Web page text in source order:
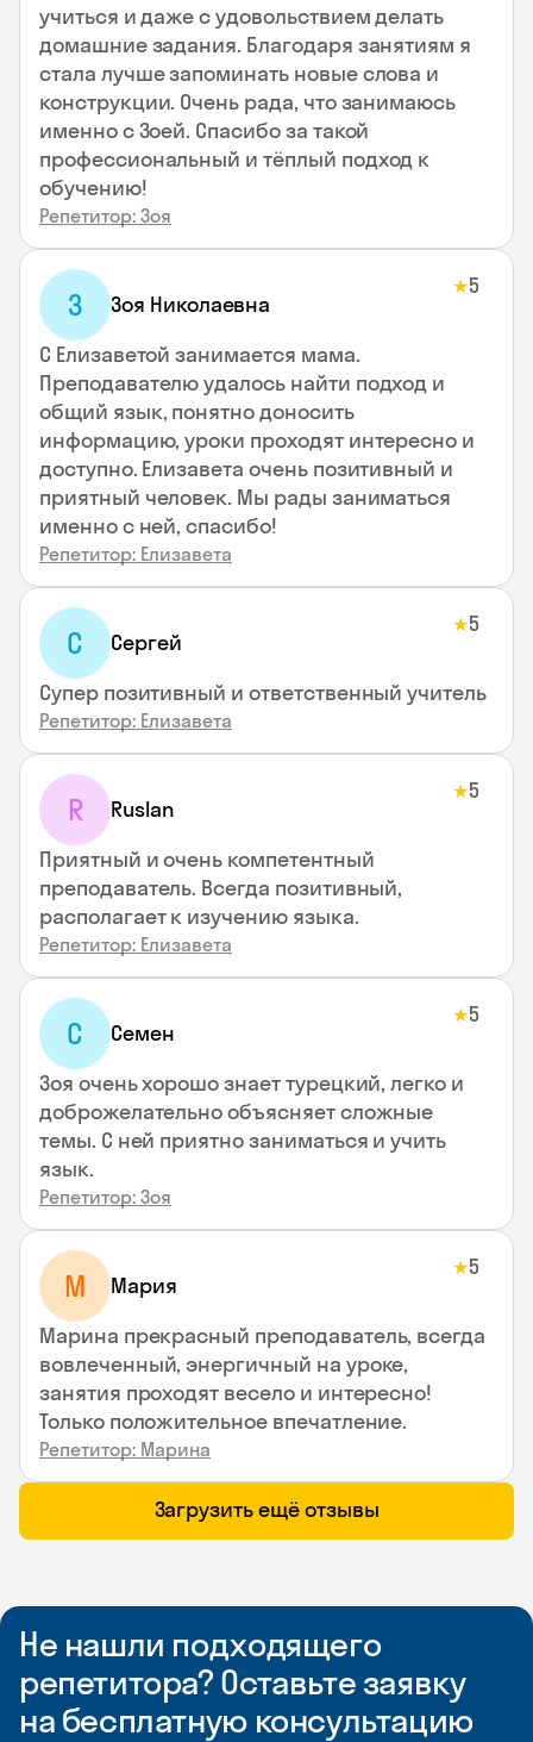
учиться и даже с удовольствием делать
домашние задания. Благодаря занятиям я
стала лучше запоминать новые слова и
конструкции. Очень рада, что занимаюсь
именно с Зоей. Спасибо за такой
профессиональный и тёплый подход к
обучению!
Репетитор: Зоя
З Зоя Николаевна
★5
С Елизаветой занимается мама.
Преподавателю удалось найти подход и
общий язык, понятно доносить
информацию, уроки проходят интересно и
доступно. Елизавета очень позитивный и
приятный человек. Мы рады заниматься
именно с ней, спасибо!
Репетитор: Елизавета
С Сергей
★5
Супер позитивный и ответственный учитель
Репетитор: Елизавета
R Ruslan
★5
Приятный и очень компетентный
преподаватель. Всегда позитивный,
располагает к изучению языка.
Репетитор: Елизавета
С Семен
★5
Зоя очень хорошо знает турецкий, легко и
доброжелательно объясняет сложные
темы. С ней приятно заниматься и учить
язык.
Репетитор: Зоя
М Мария
★5
Марина прекрасный преподаватель, всегда
вовлеченный, энергичный на уроке,
занятия проходят весело и интересно!
Только положительное впечатление.
Репетитор: Марина
Загрузить ещё отзывы
Не нашли подходящего
репетитора? Оставьте заявку
на бесплатную консультацию